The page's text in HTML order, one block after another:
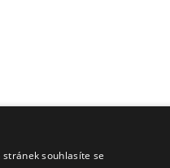
souhlasíte se